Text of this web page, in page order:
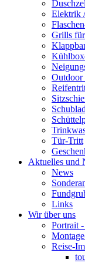
Elektrik
Grills
Outdoor
Tür-Tritt
Aktuelles und
News
Links
Wir über uns
Portrait
Reise-